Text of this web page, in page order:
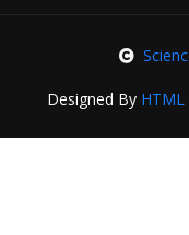
Designed By HTML